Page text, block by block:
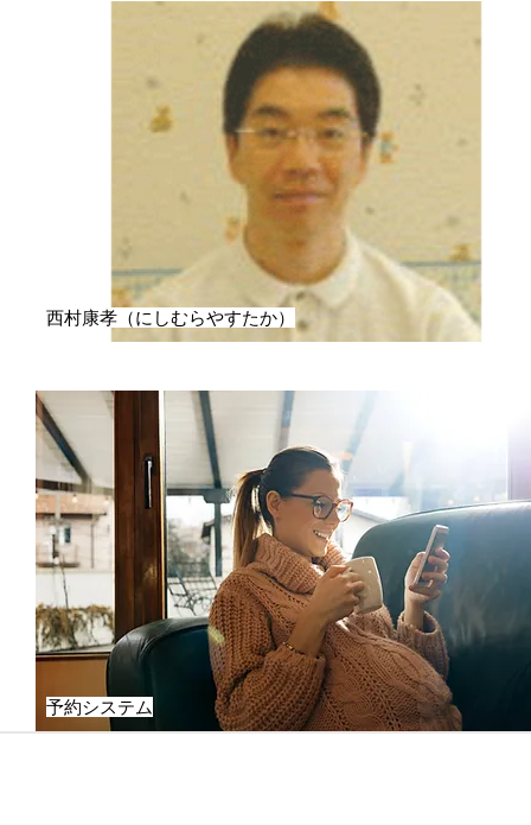
西村康孝（にしむらやすたか）
予約システム